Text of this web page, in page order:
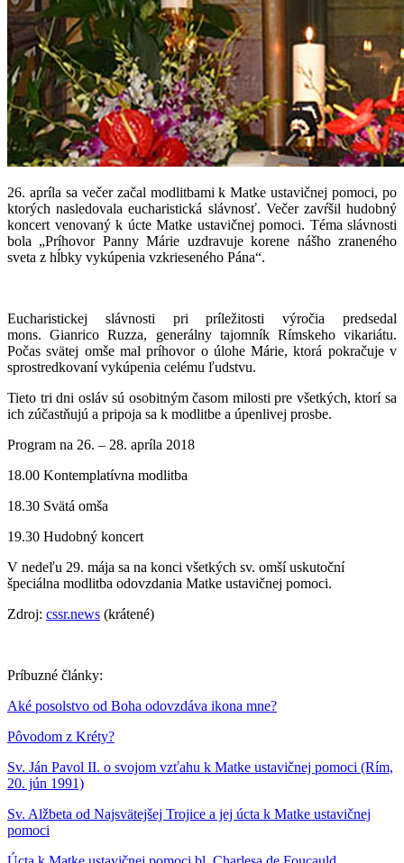
26. apríla sa večer začal modlitbami k Matke ustavičnej pomoci, po
ktorých nasledovala eucharistická slávnosť. Večer zavŕšil hudobný
koncert venovaný k úcte Matke ustavičnej pomoci. Téma slávnosti
bola „Príhovor Panny Márie uzdravuje korene nášho zraneného
sveta z hĺbky vykúpenia vzkrieseného Pána“.
Eucharistickej slávnosti pri príležitosti výročia predsedal
mons. Gianrico Ruzza, generálny tajomník Rímskeho vikariátu.
Počas svätej omše mal príhovor o úlohe Márie, ktorá pokračuje v
sprostredkovaní vykúpenia celému ľudstvu.
Tieto tri dni osláv sú osobitným časom milosti pre všetkých, ktorí sa
ich zúčastňujú a pripoja sa k modlitbe a úpenlivej prosbe.
Program na 26. – 28. apríla 2018
18.00 Kontemplatívna modlitba
18.30 Svätá omša
19.30 Hudobný koncert
V nedeľu 29. mája sa na konci všetkých sv. omší uskutoční
špeciálna modlitba odovzdania Matke ustavičnej pomoci.
Zdroj: cssr.news (krátené)
Príbuzné články:
Aké posolstvo od Boha odovzdáva ikona mne?
Pôvodom z Kréty?
Sv. Ján Pavol II. o svojom vzťahu k Matke ustavičnej pomoci (Rím,
20. jún 1991)
Sv. Alžbeta od Najsvätejšej Trojice a jej úcta k Matke ustavičnej
pomoci